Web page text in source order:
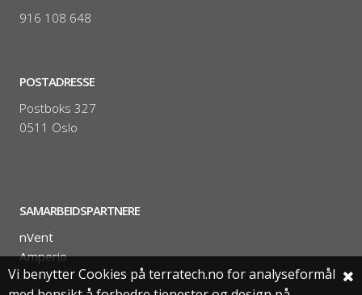
916 108 648
POSTADRESSE
Postboks 327
0511 Oslo
SAMARBEIDSPARTNERE
nVent
Amperio
Vi benytter Cookies på terratech.no for analyseformål